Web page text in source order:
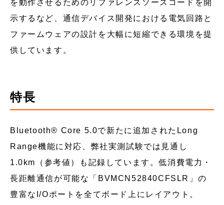
を動作させるためのリファレンスソースコードを開
示するなど、通信デバイス開発における電気回路と
ファームウェアの設計を大幅に短縮できる環境を提
供しています。
特長
Bluetooth®︎ Core 5.0で新たに追加されたLong
Range機能に対応、弊社実測試験では見通し
1.0km（参考値）も記録しています。低消費電力・
長距離通信が可能な「BVMCN52840CFSLR」の
豊富なI/Oポートを全てボード上にレイアウト。